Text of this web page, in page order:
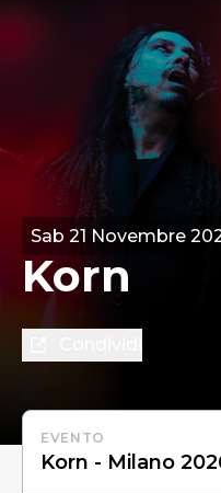
Sab 21 Novembre
Korn
EVENTO